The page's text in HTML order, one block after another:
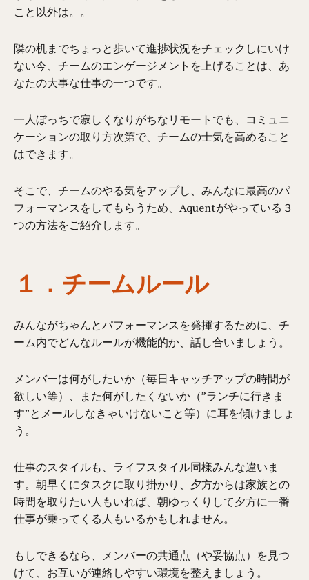
こと以外は。。
隣の机までちょっと歩いて進捗状況をチェックしにいけ
ない今、チームのエンゲージメントを上げることは、あ
なたの大事な仕事の一つです。
一人ぼっちで寂しくなりがちなリモートでも、コミュニ
ケーションの取り方次第で、チームの士気を高めること
はできます。
そこで、チームのやる気をアップし、みんなに最高のパ
フォーマンスをしてもらうため、Aquentがやっている３
つの方法をご紹介します。
１．チームルール
みんながちゃんとパフォーマンスを発揮するために、チ
ーム内でどんなルールが機能的か、話し合いましょう。
メンバーは何がしたいか（毎日キャッチアップの時間が
欲しい等）、また何がしたくないか（”ランチに行きま
す”とメールしなきゃいけないこと等）に耳を傾けましょ
う。
仕事のスタイルも、ライフスタイル同様みんな違いま
す。朝早くにタスクに取り掛かり、夕方からは家族との
時間を取りたい人もいれば、朝ゆっくりして夕方に一番
仕事が乗ってくる人もいるかもしれません。
もしできるなら、メンバーの共通点（や妥協点）を見つ
けて、お互いが連絡しやすい環境を整えましょう。